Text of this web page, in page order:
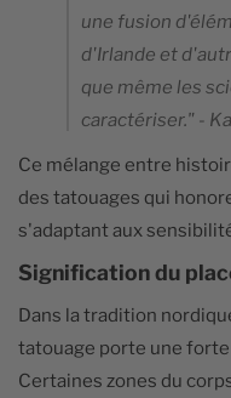
une fusion
d'Irlande et
que même les
caractériser." -
Ce mélange entre
des tatouages qui
s'adaptant aux
Signification du
Dans la tradition
tatouage porte une
Certaines zones du